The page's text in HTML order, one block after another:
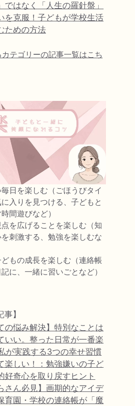
ではなく「人生の羅針盤」
を克服！子どもが学校生活
ための方法
テゴリーの記事一覧はこち
日を楽しむ（ごほうびタイ
入りを見つける、子どもと
間遊びなど）
を広げることを楽しむ（知
刺激する、勉強を楽しむな
もの成長を楽しむ（連絡帳
に、一緒に習いごとなど）
事】
の悩み解決】特別なことは
いい。整った日常が一番楽
が実践する3つの幸せ習慣
楽しい！：勉強嫌いの子ど
好奇心を取り戻すヒント
さん必見】画期的なアイデ
育園・学校の連絡帳が「魔